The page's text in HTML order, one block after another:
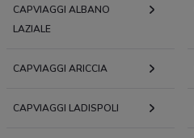
CAPVIAGGI ALBANO
LAZIALE
CAPVIAGGI ARICCIA
CAPVIAGGI LADISPOLI